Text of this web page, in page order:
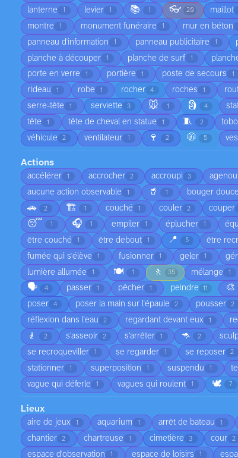
lanterne 1 levier 1 📚 1 👓 20 maillot
montre 1 monument funéraire 1 mur en béton
panneau d'information 1 panneau publicitaire 1
planche à découper 1 planche de surf 1
porte en verre 1 portière 1 poste de secours 1
rideau 1 robe 1 rocher 4 roches 1
serre-tête 1 serviette 3 🐭 1 🗿 4
tête 1 tête de cheval en statue 1 🧵 2
véhicule 2 ventilateur 1 🍷 2 🧥 5
Actions
accélérer 1 accrocher 2 accroupi 3
aucune action observable 1 🥤 1 bouger
🚗 2 🏗️ 1 couché 1 couler 2 couper
😴 1 🎧 1 empiler 1 éplucher 1
être couché 1 être debout 1 📍 5 être
fumée qui s'élève 1 fusionner 1 geler 1
lumière allumée 1 🍽️ 1 🚶 35 mélange 1
🗣️ 4 passer 1 pêcher 1 peindre 11 🎨
poser 4 poser la main sur l'épaule 2 pousser 2
réflexion dans l'eau 2 regardant devant eux 1
🧎 2 s'asseoir 2 s’arrêter 1 🦘 2
se recroqueviller 1 se regarder 1 se reposer 2
stationner 1 superposition 1 suspendu 1
vague qui déferle 1 vagues qui roulent 1 🕊️ 7
Lieux
aire de jeux 1 aquarium 1 arrêt de bateau 1
chantier 2 chartreuse 1 cimetière 3 cour 2
espace d'observation 1 espace de loisirs 1